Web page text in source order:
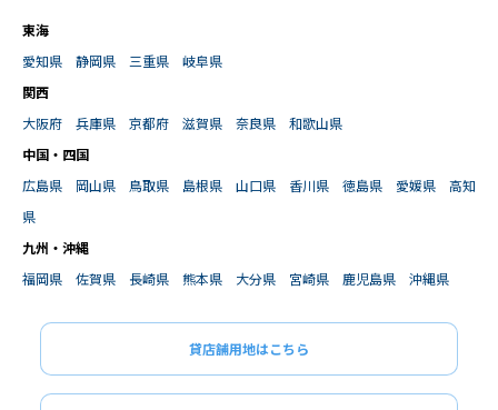
東海
愛知県
静岡県 三重県
岐阜県
関西
大阪府
兵庫県 京都府 滋賀県 奈良県
和歌山県
中国・四国
広島県
岡山県 鳥取県 島根県 山口県 香川県 徳島県 愛媛県
高知
県
九州・沖縄
福岡県
佐賀県 長崎県 熊本県 大分県 宮崎県 鹿児島県 沖縄県
貸店舗用地はこちら